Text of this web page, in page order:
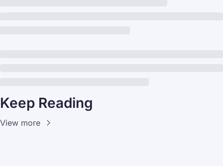
Keep Reading
View more